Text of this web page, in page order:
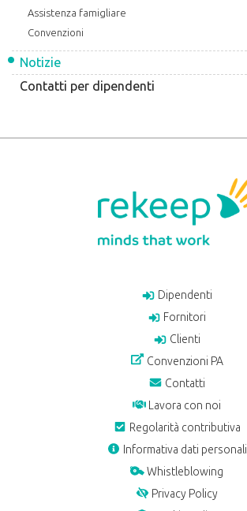
Assistenza famigliare
Convenzioni
Notizie
Contatti per dipendenti
Dipendenti
Fornitori
Clienti
Convenzioni PA
Contatti
Lavora con noi
Regolarità contributiva
Informativa dati personali
Whistleblowing
Privacy Policy